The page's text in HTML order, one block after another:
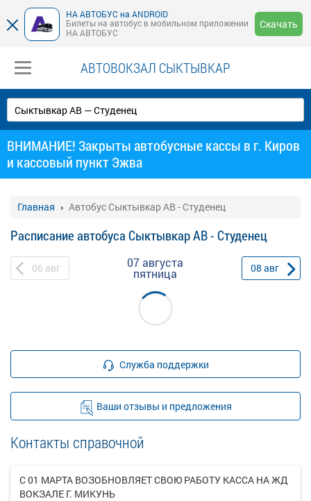
НА АВТОБУС на ANDROID
Билеты на автобус в мобильном приложении
НА АВТОБУС
Скачать
АВТОВОКЗАЛ СЫКТЫВКАР
ВНИМАНИЕ! Закрыты автобусные кассы в г. Киров
и кассовый пункт Эжва
Главная Автобус Сыктывкар АВ - Студенец
Расписание автобуса Сыктывкар АВ - Студенец
06 авг 07 августа
пятница 08 авг
Служба поддержки
Ваши отзывы и предложения
Контакты справочной
С 01 МАРТА ВОЗОБНОВЛЯЕТ СВОЮ РАБОТУ КАССА НА ЖД
ВОКЗАЛЕ Г. МИКУНЬ